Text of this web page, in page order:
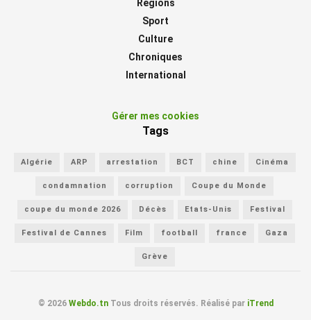
Régions
Sport
Culture
Chroniques
International
Gérer mes cookies
Tags
Algérie ARP arrestation BCT chine Cinéma
condamnation corruption Coupe du Monde
coupe du monde 2026 Décès Etats-Unis Festival
Festival de Cannes Film football france Gaza
Grève
© 2026 Webdo.tnTous droits réservés. Réalisé par iTrend